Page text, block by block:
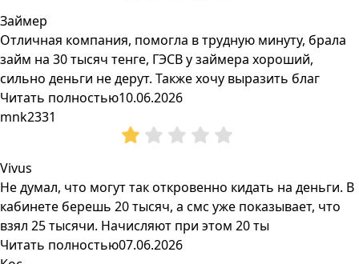
Займер
Отличная компания, помогла в трудную минуту, брала
займ на 30 тысяч тенге, ГЭСВ у займера хороший,
сильно деньги не дерут. Также хочу выразить благ
Читать полностью10.06.2026
mnk2331
Vivus
Не думал, что могут так откровенно кидать на деньги. В
кабинете берешь 20 тысяч, а смс уже показывает, что
взял 25 тысячи. Начисляют при этом 20 ты
Читать полностью07.06.2026